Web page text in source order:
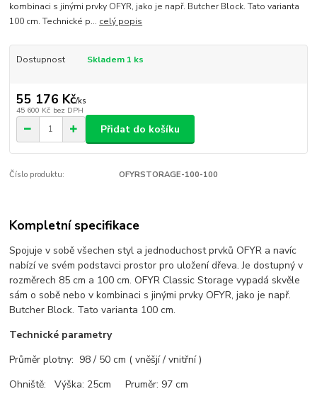
kombinaci s jinými prvky OFYR, jako je např. Butcher Block. Tato varianta
100 cm. Technické p... celý popis
Dostupnost Skladem 1 ks
55 176 Kč/ks
45 600 Kč bez DPH
Přidat do košíku
Číslo produktu: OFYRSTORAGE-100-100
Kompletní specifikace
Spojuje v sobě všechen styl a jednoduchost prvků OFYR a navíc
nabízí ve svém podstavci prostor pro uložení dřeva. Je dostupný v
rozměrech 85 cm a 100 cm. OFYR Classic Storage vypadá skvěle
sám o sobě nebo v kombinaci s jinými prvky OFYR, jako je např.
Butcher Block. Tato varianta 100 cm.
Technické parametry
Průměr plotny: 98 / 50 cm ( vněšjí / vnitřní )
Ohniště: Výška: 25cm Pruměr: 97 cm